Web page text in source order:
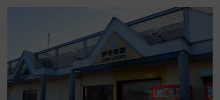
行開始に！ この夏は直通列車で
横浜へ！